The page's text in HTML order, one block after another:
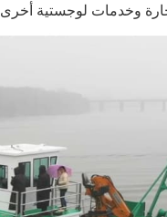
وخدمات لوجستية أخرى.